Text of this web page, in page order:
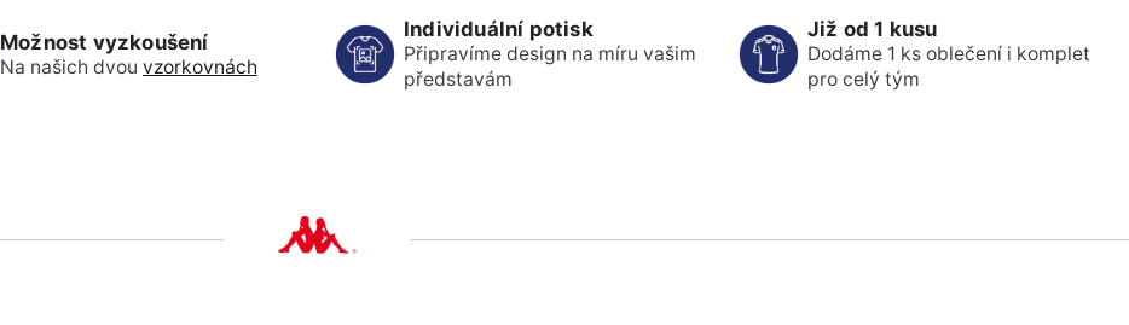
Možnost vyzkoušení
Na našich dvou vzorkovnách
Individuální potisk
Připravíme design na míru vašim
představám
Již od 1 kusu
Dodáme 1 ks oblečení i komplet
pro celý tým